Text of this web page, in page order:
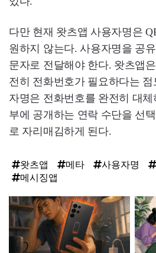
다만 현재 왓츠앱 사용자명은
원하지 않는다. 사용자명을 공
문자로 전달해야 한다. 왓츠앱
전히 전화번호가 필요하다는
자명은 전화번호를 완전히 대체
부에 공개하는 연락 수단을 선
로 자리매김하게 된다.
왓츠앱 메타 사용자명
메시징앱
탑
라
인